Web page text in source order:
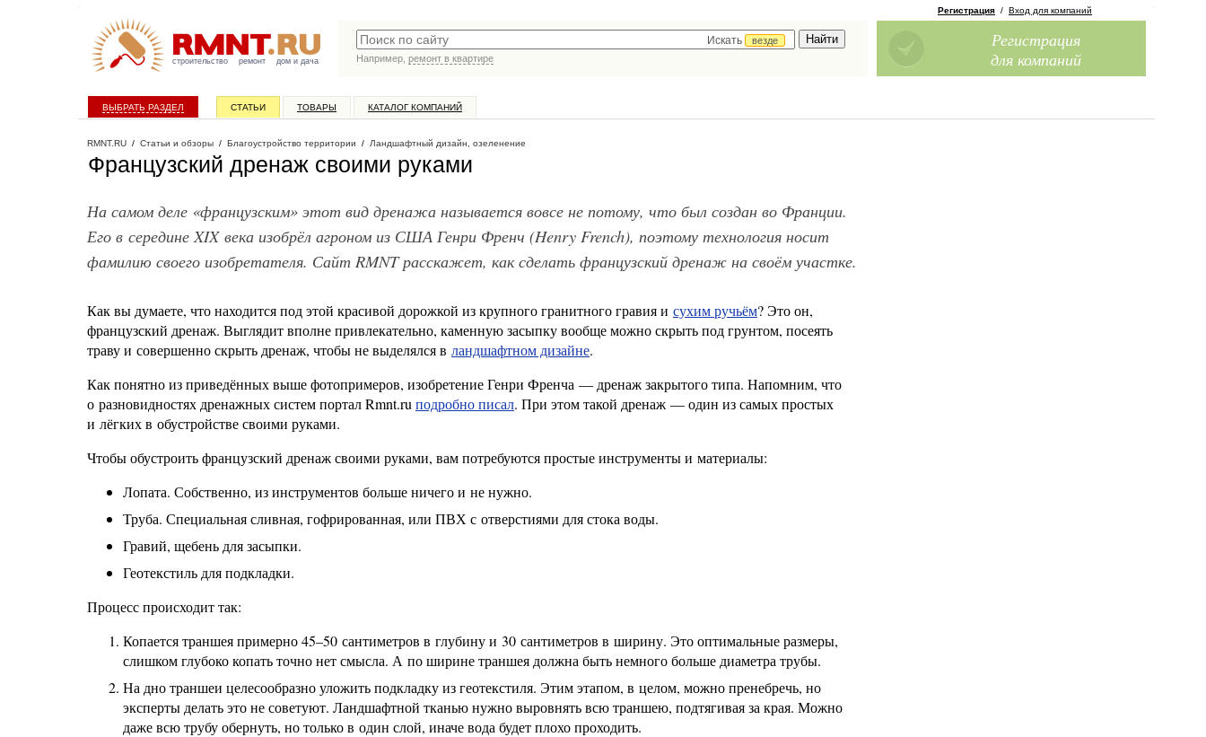
строительство ремонт дом и дача
Искать
везде
Например, ремонт в квартире
Регистрация / Вход для компаний
Регистрация
для компаний
ВЫБРАТЬ РАЗДЕЛ СТАТЬИ ТОВАРЫ КАТАЛОГ КОМПАНИЙ
RMNT.RU / Статьи и обзоры / Благоустройство территории / Ландшафтный дизайн, озеленение
Французский дренаж своими руками
На самом деле «французским» этот вид дренажа называется вовсе не потому, что был создан во Франции.
Его в середине XIX века изобрёл агроном из США Генри Френч (Henry French), поэтому технология носит
фамилию своего изобретателя. Сайт RMNT расскажет, как сделать французский дренаж на своём участке.
Как вы думаете, что находится под этой красивой дорожкой из крупного гранитного гравия и сухим ручьём? Это он,
французский дренаж. Выглядит вполне привлекательно, каменную засыпку вообще можно скрыть под грунтом, посеять
траву и совершенно скрыть дренаж, чтобы не выделялся в ландшафтном дизайне.
Как понятно из приведённых выше фотопримеров, изобретение Генри Френча — дренаж закрытого типа. Напомним, что
о разновидностях дренажных систем портал Rmnt.ru подробно писал. При этом такой дренаж — один из самых простых
и лёгких в обустройстве своими руками.
Чтобы обустроить французский дренаж своими руками, вам потребуются простые инструменты и материалы:
Лопата. Собственно, из инструментов больше ничего и не нужно.
Труба. Специальная сливная, гофрированная, или ПВХ с отверстиями для стока воды.
Гравий, щебень для засыпки.
Геотекстиль для подкладки.
Процесс происходит так:
Копается траншея примерно 45–50 сантиметров в глубину и 30 сантиметров в ширину. Это оптимальные размеры,
слишком глубоко копать точно нет смысла. А по ширине траншея должна быть немного больше диаметра трубы.
На дно траншеи целесообразно уложить подкладку из геотекстиля. Этим этапом, в целом, можно пренебречь, но
эксперты делать это не советуют. Ландшафтной тканью нужно выровнять всю траншею, подтягивая за края. Можно
даже всю трубу обернуть, но только в один слой, иначе вода будет плохо проходить.